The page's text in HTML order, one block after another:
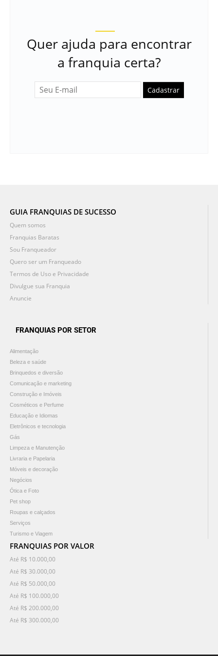
Quer ajuda para encontrar
a franquia certa?
Cadastrar
GUIA FRANQUIAS DE SUCESSO
Quem somos
Franquias Baratas
Sou Franqueador
Quero ser um Franqueado
Termos de Uso e Privacidade
Divulgue sua Franquia
Anuncie
FRANQUIAS POR SETOR
Alimentação
Beleza e saúde
Brinquedos e diversão
Comunicação e marketing
Construção e Imóveis
Cosméticos e Perfume
Educação e Idiomas
Eletrônicos e tecnologia
Gás
Limpeza e Manutenção
Livraria e Papelaria
Móveis e decoração
Negócios
Ótica e Foto
Pet shop
Roupas e calçados
Serviços
Turismo e Viagem
FRANQUIAS POR VALOR
Até R$ 10.000,00
Até R$ 30.000,00
Até R$ 50.000,00
Até R$ 100.000,00
Até R$ 200.000,00
Até R$ 300.000,00